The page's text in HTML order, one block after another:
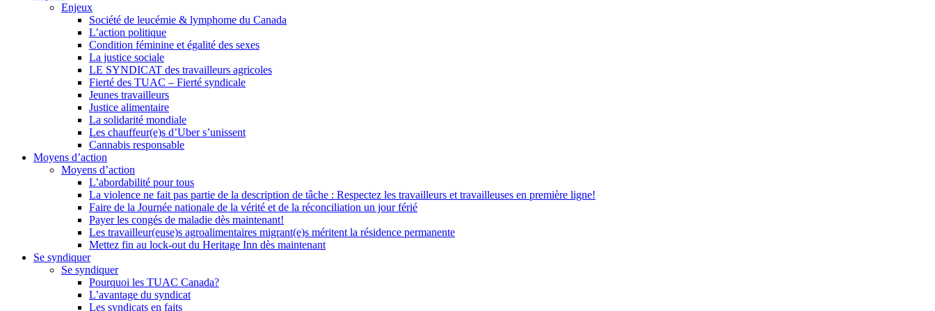
Enjeux
Société de leucémie & lymphome du Canada
L’action politique
Condition féminine et égalité des sexes
La justice sociale
LE SYNDICAT des travailleurs agricoles
Fierté des TUAC – Fierté syndicale
Jeunes travailleurs
Justice alimentaire
La solidarité mondiale
Les chauffeur(e)s d’Uber s’unissent
Cannabis responsable
Moyens d’action
Moyens d’action
L’abordabilité pour tous
La violence ne fait pas partie de la description de tâche : Respectez les travailleurs et travailleuses en première ligne!
Faire de la Journée nationale de la vérité et de la réconciliation un jour férié
Payer les congés de maladie dès maintenant!
Les travailleur(euse)s agroalimentaires migrant(e)s méritent la résidence permanente
Mettez fin au lock-out du Heritage Inn dès maintenant
Se syndiquer
Se syndiquer
Pourquoi les TUAC Canada?
L’avantage du syndicat
Les syndicats en faits